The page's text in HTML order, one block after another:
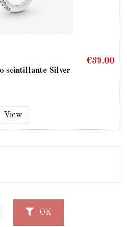
scintillante Silver
€39.00
View
OK